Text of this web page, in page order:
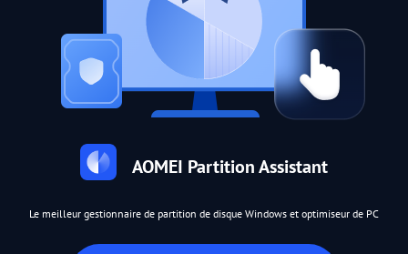
AOMEI Partition Assistant
Le meilleur gestionnaire de partition de disque Windows et optimiseur de PC